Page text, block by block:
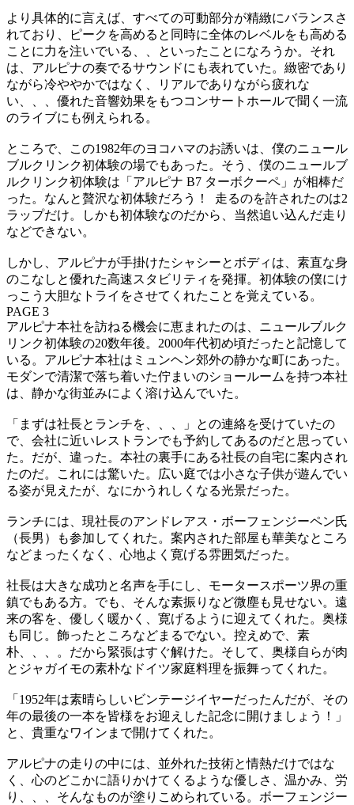
より具体的に言えば、すべての可動部分が精緻にバランスさ
れており、ピークを高めると同時に全体のレベルをも高める
ことに力を注いでいる、、といったことになろうか。それ
は、アルピナの奏でるサウンドにも表れていた。緻密であり
ながら冷ややかではなく、リアルでありながら疲れな
い、、、優れた音響効果をもつコンサートホールで聞く一流
のライブにも例えられる。
ところで、この1982年のヨコハマのお誘いは、僕のニュール
ブルクリンク初体験の場でもあった。そう、僕のニュールブ
ルクリンク初体験は「アルピナ B7 ターボクーペ」が相棒だ
った。なんと贅沢な初体験だろう！ 走るのを許されたのは2
ラップだけ。しかも初体験なのだから、当然追い込んだ走り
などできない。
しかし、アルピナが手掛けたシャシーとボディは、素直な身
のこなしと優れた高速スタビリティを発揮。初体験の僕にけ
っこう大胆なトライをさせてくれたことを覚えている。
PAGE 3
アルピナ本社を訪ねる機会に恵まれたのは、ニュールブルク
リンク初体験の20数年後。2000年代初め頃だったと記憶して
いる。アルピナ本社はミュンヘン郊外の静かな町にあった。
モダンで清潔で落ち着いた佇まいのショールームを持つ本社
は、静かな街並みによく溶け込んでいた。
「まずは社長とランチを、、、」との連絡を受けていたの
で、会社に近いレストランでも予約してあるのだと思ってい
た。だが、違った。本社の裏手にある社長の自宅に案内され
たのだ。これには驚いた。広い庭では小さな子供が遊んでい
る姿が見えたが、なにかうれしくなる光景だった。
ランチには、現社長のアンドレアス・ボーフェンジーペン氏
（長男）も参加してくれた。案内された部屋も華美なところ
などまったくなく、心地よく寛げる雰囲気だった。
社長は大きな成功と名声を手にし、モータースポーツ界の重
鎮でもある方。でも、そんな素振りなど微塵も見せない。遠
来の客を、優しく暖かく、寛げるように迎えてくれた。奥様
も同じ。飾ったところなどまるでない。控えめで、素
朴、、、。だから緊張はすぐ解けた。そして、奥様自らが肉
とジャガイモの素朴なドイツ家庭料理を振舞ってくれた。
「1952年は素晴らしいビンテージイヤーだったんだが、その
年の最後の一本を皆様をお迎えした記念に開けましょう！」
と、貴重なワインまで開けてくれた。
アルピナの走りの中には、並外れた技術と情熱だけではな
く、心のどこかに語りかけてくるような優しさ、温かみ、労
り、、、そんなものが塗りこめられている。ボーフェンジー